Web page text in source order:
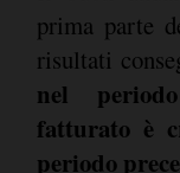
prima parte
risultati
nel
fatturato è
periodo